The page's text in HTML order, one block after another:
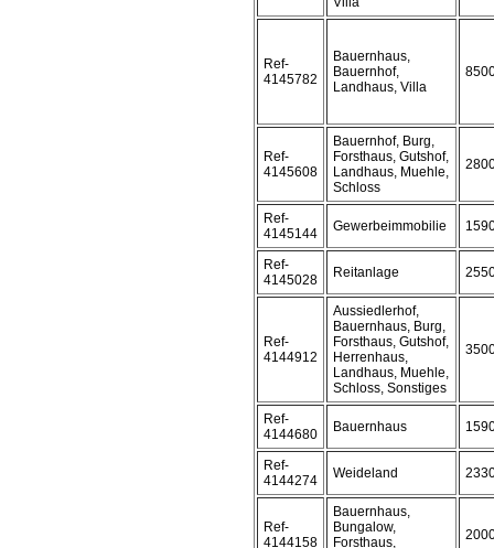
Ref-
4145782
Bauernhaus,
Bauernhof,
Landhaus, Villa
Ref-
4145608
Bauernhof, Burg,
Forsthaus, Gutshof,
Landhaus, Muehle,
Schloss
Ref-
4145144
Gewerbeimmobilie
Ref-
4145028
Reitanlage
Ref-
4144912
Aussiedlerhof,
Bauernhaus, Burg,
Forsthaus, Gutshof,
Herrenhaus,
Landhaus, Muehle,
Schloss, Sonstiges
Ref-
4144680
Bauernhaus
Ref-
4144274
Weideland
Ref-
4144158
Bauernhaus,
Bungalow,
Forsthaus,